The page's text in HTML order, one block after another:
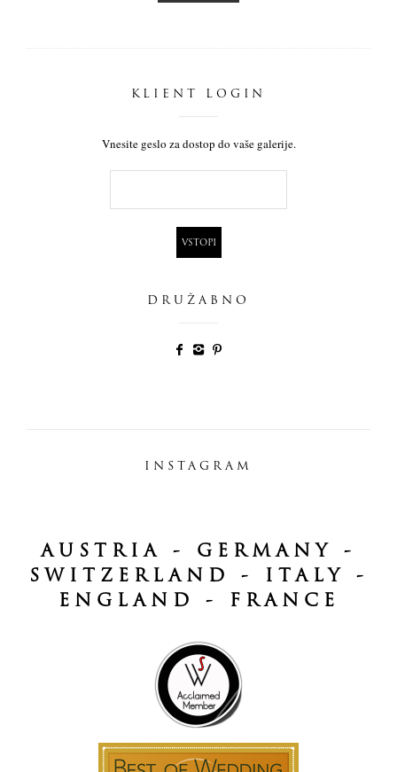
KLIENT LOGIN
Vnesite geslo za dostop do vaše galerije.
DRUŽABNO
INSTAGRAM
AUSTRIA - GERMANY -
SWITZERLAND - ITALY -
ENGLAND - FRANCE